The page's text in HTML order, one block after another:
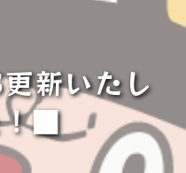
新いたし
！■